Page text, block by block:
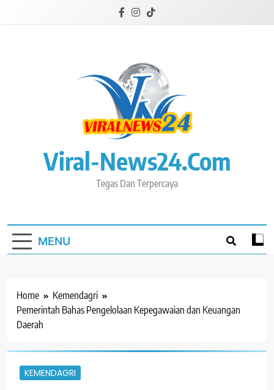
Viral-News24.com
Tegas Dan Terpercaya
MENU
Home
Kemendagri
Pemerintah Bahas Pengelolaan Kepegawaian dan Keuangan
Daerah
KEMENDAGRI